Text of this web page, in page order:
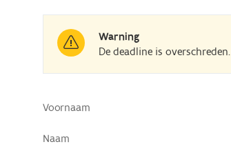
Warning
De deadline is overschreden.
Voornaam
Naam